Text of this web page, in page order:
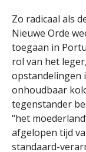
Zo radicaal als
Nieuwe Orde
toegaan in
rol van het
opstandelingen
onhoudbaar
tegenstander
“het
afgelopen tijd
standaard-